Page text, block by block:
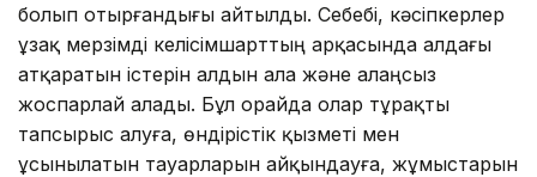
болып отырғандығы айтылды. Себебі, кәсіпкерлер
ұзақ мерзімді келісімшарттың арқасында алдағы
атқаратын істерін алдын ала және алаңсыз
жоспарлай алады. Бұл орайда олар тұрақты
тапсырыс алуға, өндірістік қызметі мен
ұсынылатын тауарларын айқындауға, жұмыстарын